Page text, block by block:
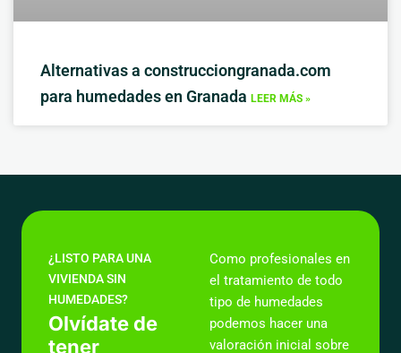
Alternativas a construcciongranada.com
para humedades en Granada LEER MÁS »
¿LISTO PARA UNA
VIVIENDA SIN
HUMEDADES?
Olvídate de
tener
Como profesionales en
el tratamiento de todo
tipo de humedades
podemos hacer una
valoración inicial sobre